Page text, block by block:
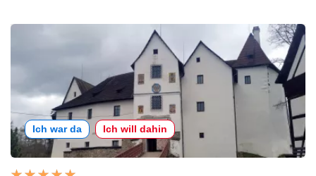
Ich war da Ich will dahin